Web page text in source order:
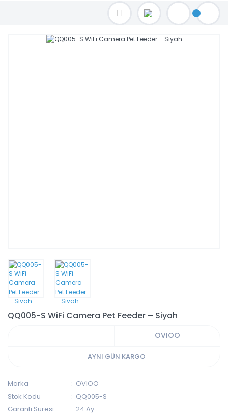
TOPTAN FİYAT ALMAK İÇİN satis@toptanbilgisayar.net MAİL ATINIZ.
SİPARİŞLERİNİZİ AYNI GÜN KARGO İLE GÖNDERİYORUZ!
QQ005-S WiFi Camera Pet Feeder – Siyah
OVIOO
AYNI GÜN KARGO
Marka
OVIOO
Stok Kodu
QQ005-S
Garanti Süresi
24 Ay